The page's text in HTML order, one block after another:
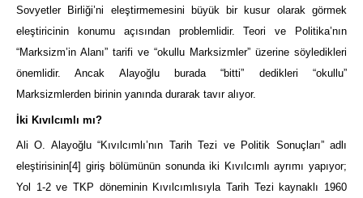
Sovyetler Birliği’ni eleştirmemesini büyük bir kusur olarak görmek
eleştiricinin konumu açısından problemlidir. Teori ve Politika’nın
“Marksizm’in Alanı” tarifi ve “okullu Marksizmler” üzerine söyledikleri
önemlidir. Ancak Alayoğlu burada “bitti” dedikleri “okullu”
Marksizmlerden birinin yanında durarak tavır alıyor.
İki Kıvılcımlı mı?
Ali O. Alayoğlu “Kıvılcımlı’nın Tarih Tezi ve Politik Sonuçları” adlı
eleştirisinin[4] giriş bölümünün sonunda iki Kıvılcımlı ayrımı yapıyor;
Yol 1-2 ve TKP döneminin Kıvılcımlısıyla Tarih Tezi kaynaklı 1960